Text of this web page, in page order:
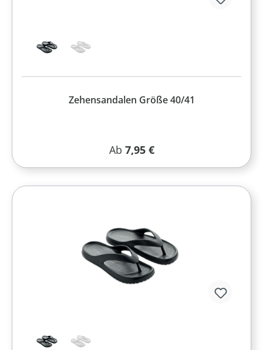
Zehensandalen Größe 40/41
Regulärer Preis:
Ab 7,95 €